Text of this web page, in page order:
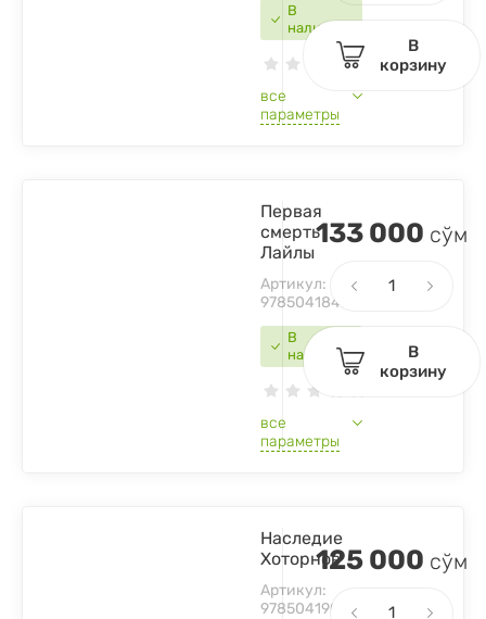
В
наличии
все
параметры
В
корзину
В
наличии
Первая
смерть
Лайлы
Артикул:
9785041847654
все
параметры
133 000 сўм
В
корзину
Наследие
Хоторнов
Артикул:
9785041909048
125 000 сўм